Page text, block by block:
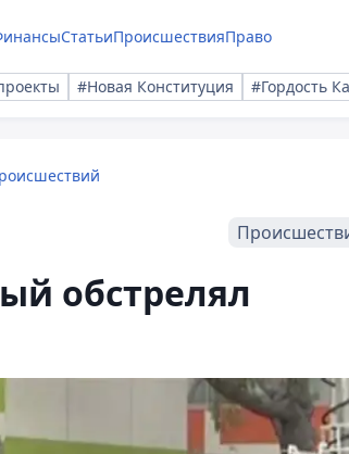
СтатьиПроисшествияПраво
#Новая Конституция #Гордость
обстрелял